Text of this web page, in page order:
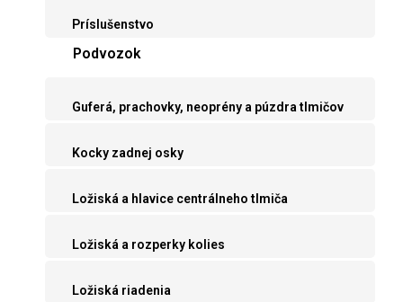
Príslušenstvo
Podvozok
Guferá, prachovky, neoprény a púzdra tlmičov
Kocky zadnej osky
Ložiská a hlavice centrálneho tlmiča
Ložiská a rozperky kolies
Ložiská riadenia